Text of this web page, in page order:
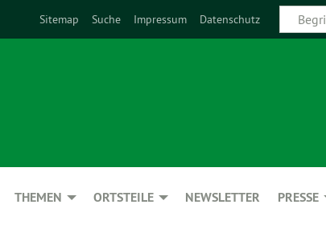
Sitemap Suche Impressum Datenschutz
THEMEN ORTSTEILE NEWSLETTER PRESSE